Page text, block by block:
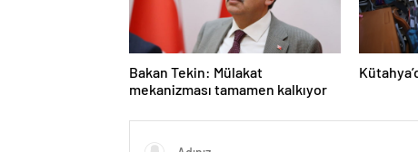
Bakan Tekin: Mülakat
mekanizması tamamen kalkıyor